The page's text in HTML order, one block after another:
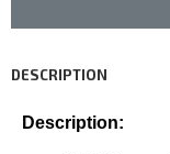
DESCRIPTION
Description: